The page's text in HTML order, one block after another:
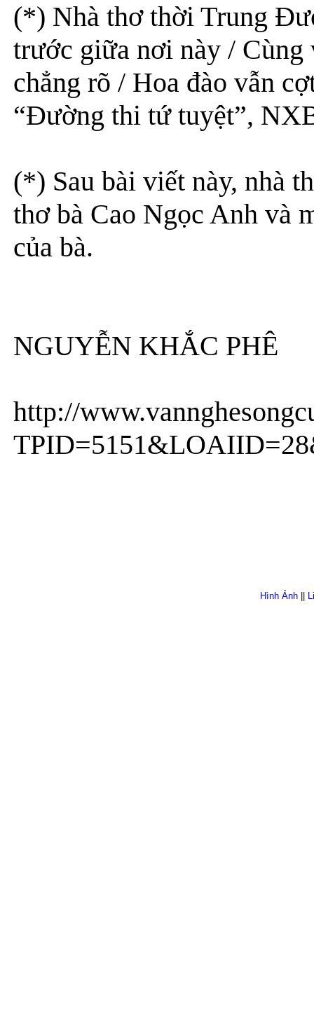
(*) Nhà thơ thời Trung
trước giữa nơi này / Cùng
chẳng rõ / Hoa đào vẫn
“Đường thi tứ tuyệt”,
(*) Sau bài viết này, nhà
thơ bà Cao Ngọc Anh và
của bà.
NGUYỄN KHẮC PHÊ
http://
Hình Ảnh ||